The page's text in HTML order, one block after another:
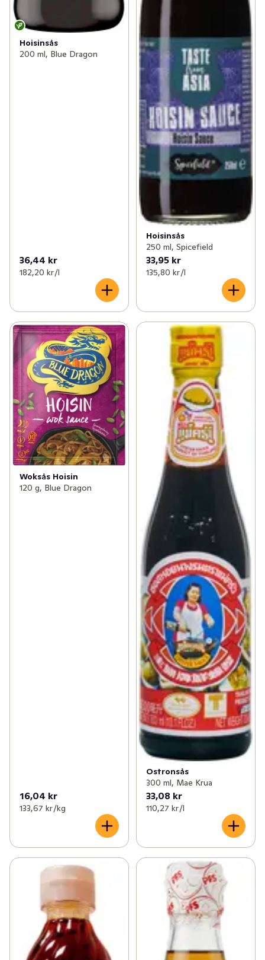
Hoisinsås
200 ml, Blue Dragon
36,44 kr
182,20 kr /l
Hoisinsås
250 ml, Spicefield
33,95 kr
135,80 kr /l
Woksås Hoisin
120 g, Blue Dragon
16,04 kr
133,67 kr /kg
Ostronsås
300 ml, Mae Krua
33,08 kr
110,27 kr /l